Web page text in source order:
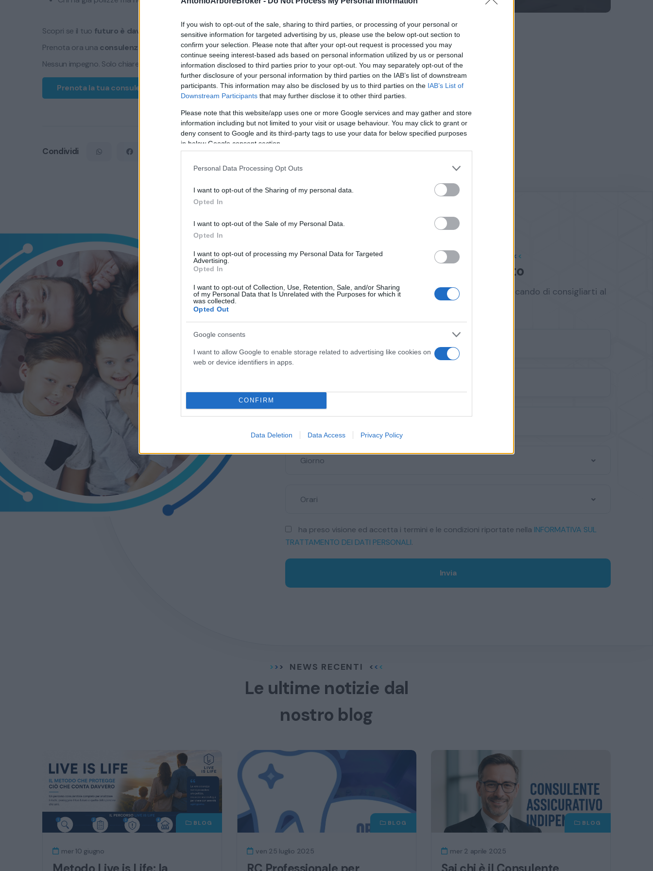
If you wish to opt-out of the sale, sharing to third parties, or processing of your personal or
sensitive information for targeted advertising by us, please use the below opt-out section to
confirm your selection. Please note that after your opt-out request is processed you may
continue seeing interest-based ads based on personal information utilized by us or personal
information disclosed to third parties prior to your opt-out. You may separately opt-out of the
further disclosure of your personal information by third parties on the IAB’s list of downstream
participants. This information may also be disclosed by us to third parties on the IAB’s List of
Downstream Participants that may further disclose it to other third parties.
Please note that this website/app uses one or more Google services and may gather and store
information including but not limited to your visit or usage behaviour. You may click to grant or
deny consent to Google and its third-party tags to use your data for below specified purposes
in below Google consent section.
Personal Data Processing Opt Outs
I want to opt-out of the Sharing of my personal data.
Opted In
I want to opt-out of the Sale of my Personal Data.
Opted In
I want to opt-out of processing my Personal Data for Targeted
Advertising.
Opted In
I want to opt-out of Collection, Use, Retention, Sale, and/or Sharing
of my Personal Data that Is Unrelated with the Purposes for which it
was collected.
Opted Out
Google consents
I want to allow Google to enable storage related to advertising like cookies on
web or device identifiers in apps.
CONFIRM
Data Deletion Data Access Privacy Policy
Scopri se il tuo futuro è davvero protetto.
Prenota ora una consulenza gratuita
con un consulente Live is Life.
Nessun impegno. Solo chiarezza sui tuoi rischi reali.
Prenota la tua consulenza
Condividi
COMPILA IL FORM
Fissa un appuntamento
Fissa un appuntamento: risponderemo al più presto cercando di consigliarti al
meglio con professionalità
Giorno
Orari
ha preso visione ed accetta i termini e le condizioni riportate nella INFORMATIVA SUL
TRATTAMENTO DEI DATI PERSONALI.
Invia
NEWS RECENTI
Le ultime notizie dal
nostro blog
BLOG
mer 10 giugno
BLOG
ven 25 luglio 2025
BLOG
mer 2 aprile 2025